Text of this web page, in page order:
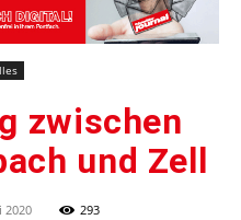
zwischen
und Zell
2020 293